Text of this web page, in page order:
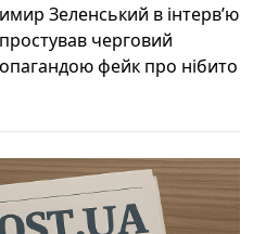
Зеленський в інтерв’ю
черговий
фейк про нібито